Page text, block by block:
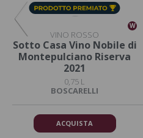
W
VINO ROSSO
Sotto Casa Vino Nobile di
Montepulciano Riserva
2021
0,75 L
BOSCARELLI
ACQUISTA